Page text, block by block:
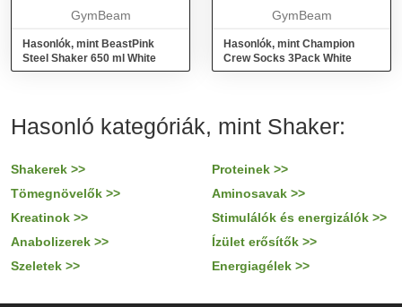
GymBeam
Hasonlók, mint BeastPink
Steel Shaker 650 ml White
GymBeam
Hasonlók, mint Champion
Crew Socks 3Pack White
Hasonló kategóriák, mint Shaker:
Shakerek >>
Proteinek >>
Tömegnövelők >>
Aminosavak >>
Kreatinok >>
Stimulálók és energizálók >>
Anabolizerek >>
Ízület erősítők >>
Szeletek >>
Energiagélek >>